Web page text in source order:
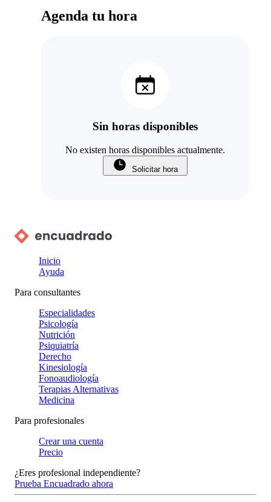
Agenda tu hora
Sin horas disponibles
No existen horas disponibles actualmente.
Solicitar hora
Inicio
Ayuda
Para consultantes
Especialidades
Psicología
Nutrición
Psiquiatría
Derecho
Kinesiología
Fonoaudiología
Terapias Alternativas
Medicina
Para profesionales
Crear una cuenta
Precio
¿Eres profesional independiente?
Prueba Encuadrado ahora